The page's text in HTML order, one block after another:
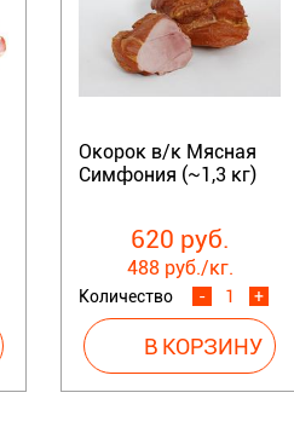
Окорок в/к Мясная
Симфония (~1,3 кг)
620 руб.
488 руб./кг.
Количество +
-